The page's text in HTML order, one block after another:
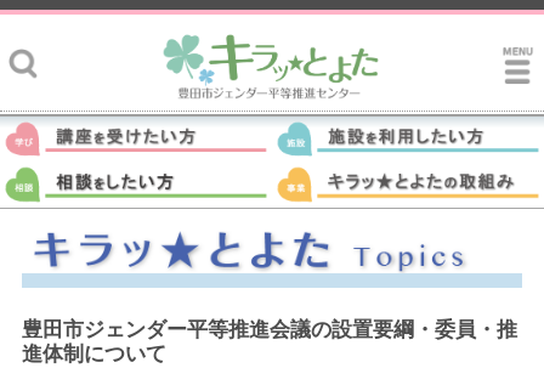
豊田市ジェンダー平等推進会議の設置要綱・委員・推
進体制について